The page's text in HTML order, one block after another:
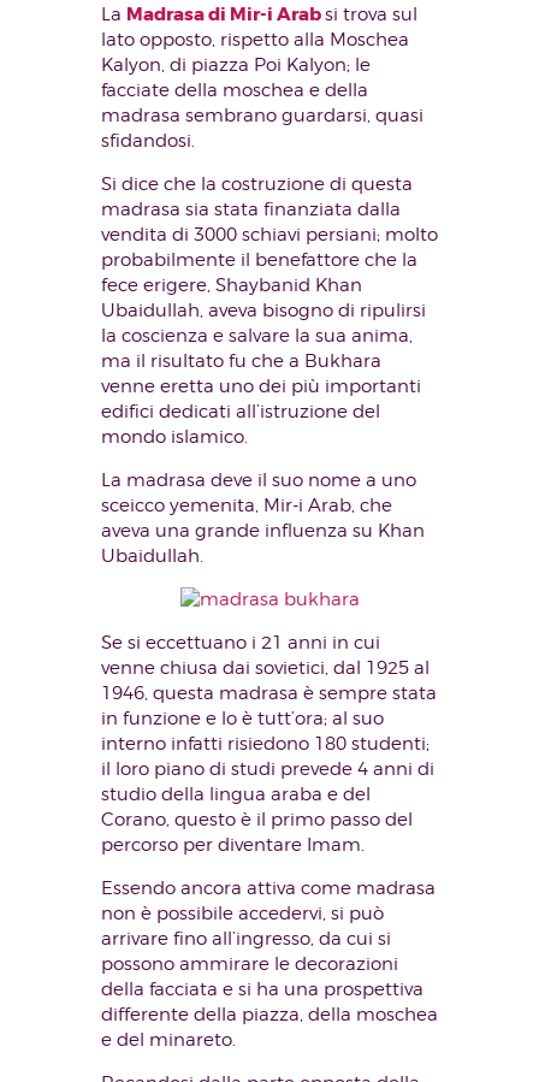
La Madrasa di Mir-i Arabsi trova sul
lato opposto, rispetto alla Moschea
Kalyon, di piazza Poi Kalyon; le
facciate della moschea e della
madrasa sembrano guardarsi, quasi
sfidandosi.
Si dice che la costruzione di questa
madrasa sia stata finanziata dalla
vendita di 3000 schiavi persiani; molto
probabilmente il benefattore che la
fece erigere, Shaybanid Khan
Ubaidullah, aveva bisogno di ripulirsi
la coscienza e salvare la sua anima,
ma il risultato fu che a Bukhara
venne eretta uno dei più importanti
edifici dedicati all’istruzione del
mondo islamico.
La madrasa deve il suo nome a uno
sceicco yemenita, Mir-i Arab, che
aveva una grande influenza su Khan
Ubaidullah.
Se si eccettuano i 21 anni in cui
venne chiusa dai sovietici, dal 1925 al
1946, questa madrasa è sempre stata
in funzione e lo è tutt’ora; al suo
interno infatti risiedono 180 studenti;
il loro piano di studi prevede 4 anni di
studio della lingua araba e del
Corano, questo è il primo passo del
percorso per diventare Imam.
Essendo ancora attiva come madrasa
non è possibile accedervi, si può
arrivare fino all’ingresso, da cui si
possono ammirare le decorazioni
della facciata e si ha una prospettiva
differente della piazza, della moschea
e del minareto.